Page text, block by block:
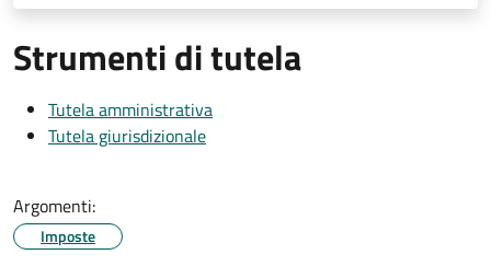
Strumenti di tutela
Tutela amministrativa
Tutela giurisdizionale
Argomenti:
Imposte